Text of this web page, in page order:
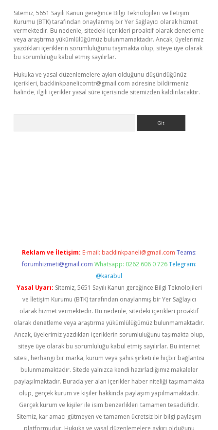
Sitemiz, 5651 Sayılı Kanun gereğince Bilgi Teknolojileri ve İletişim
Kurumu (BTK) tarafından onaylanmış bir Yer Sağlayıcı olarak hizmet
vermektedir. Bu nedenle, sitedeki içerikleri proaktif olarak denetleme
veya araştırma yükümlülüğümüz bulunmamaktadır. Ancak, üyelerimiz
yazdıkları içeriklerin sorumluluğunu taşımakta olup, siteye üye olarak
bu sorumluluğu kabul etmiş sayılırlar.
Hukuka ve yasal düzenlemelere aykırı olduğunu düşündüğünüz
içerikleri, backlinkpanelicomtr@gmail.com adresine bildirmeniz
halinde, ilgili içerikler yasal süre içerisinde sitemizden kaldırılacaktır.
Reklam ve İletişim: E-mail: backlinkpaneli@gmail.com Teams:
forumhizmeti@gmail.com Whatsapp: 0262 606 0 726 Telegram:
@karabul
Yasal Uyarı: Sitemiz, 5651 Sayılı Kanun gereğince Bilgi Teknolojileri
ve İletişim Kurumu (BTK) tarafından onaylanmış bir Yer Sağlayıcı
olarak hizmet vermektedir. Bu nedenle, sitedeki içerikleri proaktif
olarak denetleme veya araştırma yükümlülüğümüz bulunmamaktadır.
Ancak, üyelerimiz yazdıkları içeriklerin sorumluluğunu taşımakta olup,
siteye üye olarak bu sorumluluğu kabul etmiş sayılırlar. Bu internet
sitesi, herhangi bir marka, kurum veya şahıs şirketi ile hiçbir bağlantısı
bulunmamaktadır. Sitede yalnızca kendi hazırladığımız makaleler
paylaşılmaktadır. Burada yer alan içerikler haber niteliği taşımamakta
olup, gerçek kurum ve kişiler hakkında paylaşım yapılmamaktadır.
Gerçek kurum ve kişiler ile isim benzerlikleri tamamen tesadüfidir.
Sitemiz, kar amacı gütmeyen ve tamamen ücretsiz bir bilgi paylaşım
platformudur. Hukuka ve yasal düzenlemelere aykırı olduğunu